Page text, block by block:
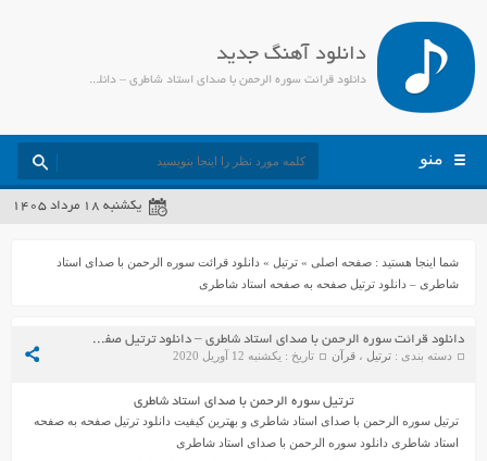
دانلود آهنگ جدید
دانلود قرائت سوره الرحمن با صدای استاد شاطری – دانلود ترتیل صفحه به صفحه استاد شاطری - جمیل مدیا
منو
یکشنبه ۱۸ مرداد ۱۴۰۵
شما اینجا هستید :صفحه اصلی »ترتیل »دانلود قرائت سوره الرحمن با صدای استاد
شاطری – دانلود ترتیل صفحه به صفحه استاد شاطری
دانلود قرائت سوره الرحمن با صدای استاد شاطری – دانلود ترتیل صفحه به صفحه استاد شاطری
دسته بندی :ترتیل ،قرآن تاریخ : یکشنبه 12 آوریل 2020
ترتیل سوره الرحمن با صدای استاد شاطری
ترتیل سوره الرحمن با صدای استاد شاطری و بهترین کیفیت دانلود ترتیل صفحه به صفحه
استاد شاطری دانلود سوره الرحمن با صدای استاد شاطری